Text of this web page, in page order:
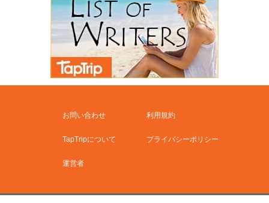
お問い合わせ 利用規約
TapTripについて プライバシーポリシー
運営者